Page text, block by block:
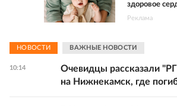
здоровое
Реклама
НОВОСТИ ВАЖНЫЕ НОВОСТИ
10:14
Очевидцы рассказали
на Нижнекамск, где